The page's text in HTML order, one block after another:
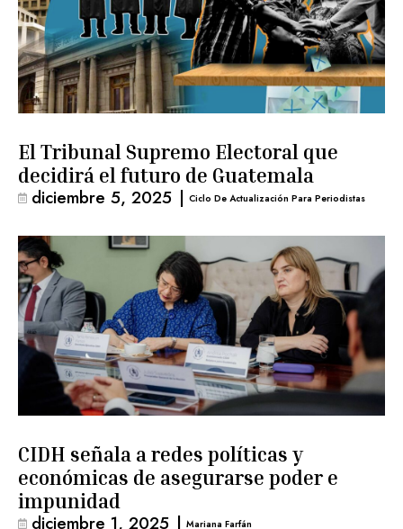
El Tribunal Supremo Electoral que
decidirá el futuro de Guatemala
diciembre 5, 2025 | Ciclo De Actualización Para Periodistas
CIDH señala a redes políticas y
económicas de asegurarse poder e
impunidad
diciembre 1, 2025 | Mariana Farfán